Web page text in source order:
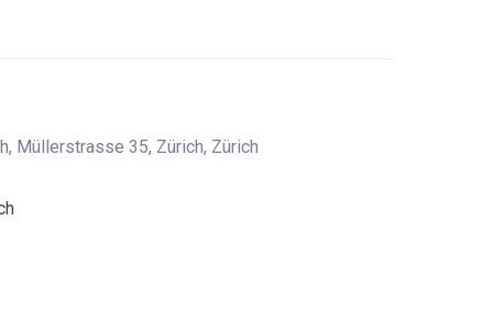
Müllerstrasse 35, Zürich, Zürich